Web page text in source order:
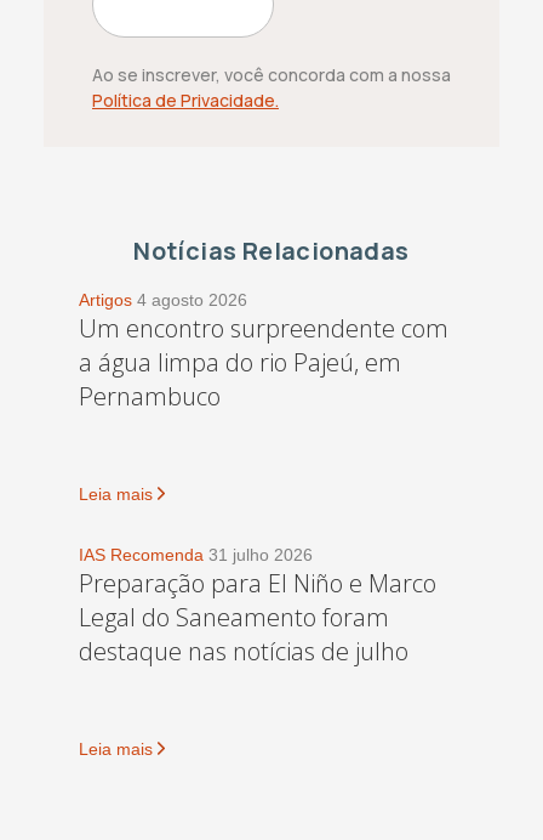
Ao se inscrever, você concorda com a nossa
Política de Privacidade.
Notícias Relacionadas
Artigos 4 agosto 2026
Um encontro surpreendente com
a água limpa do rio Pajeú, em
Pernambuco
Leia mais
IAS Recomenda 31 julho 2026
Preparação para El Niño e Marco
Legal do Saneamento foram
destaque nas notícias de julho
Leia mais